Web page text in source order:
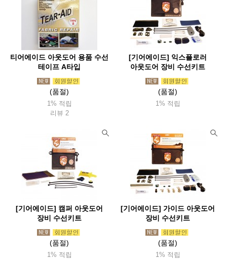
티어에이드 아웃도어 용품 수선
테이프 A타입
(품절)
1% 적립
리뷰 2
[기어에이드] 익스플로러
아웃도어 장비 수선키트
(품절)
1% 적립
[기어에이드] 캠퍼 아웃도어
장비 수선키트
(품절)
1% 적립
[기어에이드] 가이드 아웃도어
장비 수선키트
(품절)
1% 적립